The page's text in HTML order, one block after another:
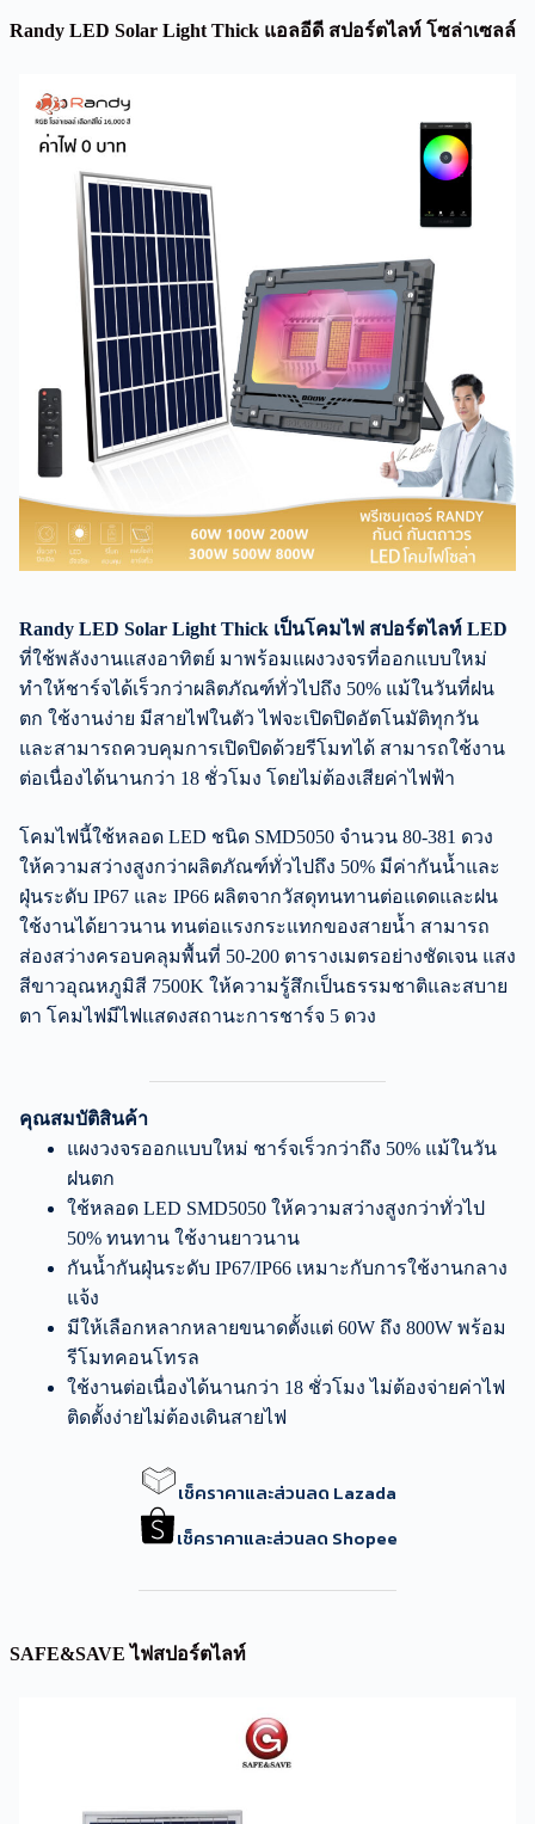
Randy LED Solar Light Thick แอลอีดี สปอร์ตไลท์ โซล่าเซลล์
Randy LED Solar Light Thick เป็นโคมไฟ สปอร์ตไลท์ LED
ที่ใช้พลังงานแสงอาทิตย์ มาพร้อมแผงวงจรที่ออกแบบใหม่
ทำให้ชาร์จได้เร็วกว่าผลิตภัณฑ์ทั่วไปถึง 50% แม้ในวันที่ฝน
ตก ใช้งานง่าย มีสายไฟในตัว ไฟจะเปิดปิดอัตโนมัติทุกวัน
และสามารถควบคุมการเปิดปิดด้วยรีโมทได้ สามารถใช้งาน
ต่อเนื่องได้นานกว่า 18 ชั่วโมง โดยไม่ต้องเสียค่าไฟฟ้า
โคมไฟนี้ใช้หลอด LED ชนิด SMD5050 จำนวน 80-381 ดวง
ให้ความสว่างสูงกว่าผลิตภัณฑ์ทั่วไปถึง 50% มีค่ากันน้ำและ
ฝุ่นระดับ IP67 และ IP66 ผลิตจากวัสดุทนทานต่อแดดและฝน
ใช้งานได้ยาวนาน ทนต่อแรงกระแทกของสายน้ำ สามารถ
ส่องสว่างครอบคลุมพื้นที่ 50-200 ตารางเมตรอย่างชัดเจน แสง
สีขาวอุณหภูมิสี 7500K ให้ความรู้สึกเป็นธรรมชาติและสบาย
ตา โคมไฟมีไฟแสดงสถานะการชาร์จ 5 ดวง
คุณสมบัติสินค้า
แผงวงจรออกแบบใหม่ ชาร์จเร็วกว่าถึง 50% แม้ในวัน
ฝนตก
ใช้หลอด LED SMD5050 ให้ความสว่างสูงกว่าทั่วไป
50% ทนทาน ใช้งานยาวนาน
กันน้ำกันฝุ่นระดับ IP67/IP66 เหมาะกับการใช้งานกลาง
แจ้ง
มีให้เลือกหลากหลายขนาดตั้งแต่ 60W ถึง 800W พร้อม
รีโมทคอนโทรล
ใช้งานต่อเนื่องได้นานกว่า 18 ชั่วโมง ไม่ต้องจ่ายค่าไฟ
ติดตั้งง่ายไม่ต้องเดินสายไฟ
เช็คราคาและส่วนลด Lazada
เช็คราคาและส่วนลด Shopee
SAFE&SAVE ไฟสปอร์ตไลท์